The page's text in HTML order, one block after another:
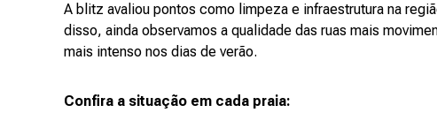
A blitz avaliou pontos como limpeza e infraestrutura na
disso, ainda observamos a qualidade das ruas mais
mais intenso nos dias de verão.
Confira a situação em cada praia: